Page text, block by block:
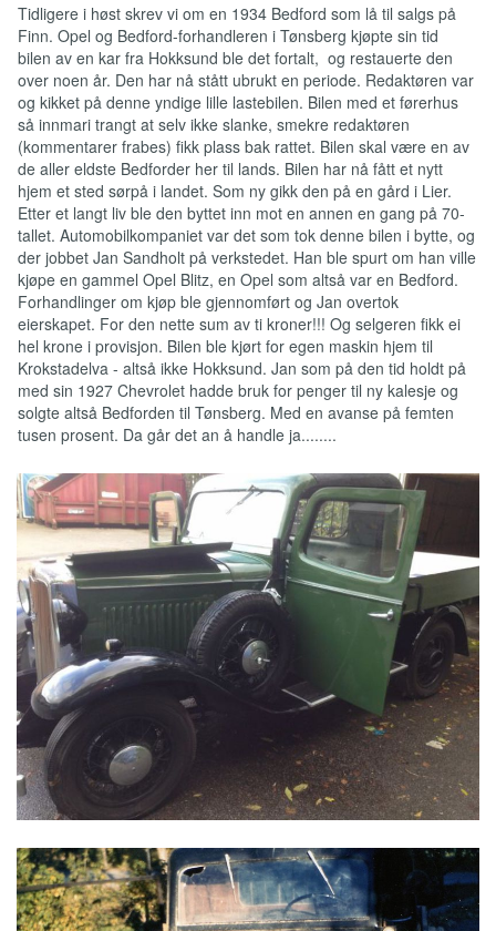
Tidligere i høst skrev vi om en 1934 Bedford som lå til salgs på
Finn. Opel og Bedford-forhandleren i Tønsberg kjøpte sin tid
bilen av en kar fra Hokksund ble det fortalt, og restauerte den
over noen år. Den har nå stått ubrukt en periode. Redaktøren var
og kikket på denne yndige lille lastebilen. Bilen med et førerhus
så innmari trangt at selv ikke slanke, smekre redaktøren
(kommentarer frabes) fikk plass bak rattet. Bilen skal være en av
de aller eldste Bedforder her til lands. Bilen har nå fått et nytt
hjem et sted sørpå i landet. Som ny gikk den på en gård i Lier.
Etter et langt liv ble den byttet inn mot en annen en gang på 70-
tallet. Automobilkompaniet var det som tok denne bilen i bytte, og
der jobbet Jan Sandholt på verkstedet. Han ble spurt om han ville
kjøpe en gammel Opel Blitz, en Opel som altså var en Bedford.
Forhandlinger om kjøp ble gjennomført og Jan overtok
eierskapet. For den nette sum av ti kroner!!! Og selgeren fikk ei
hel krone i provisjon. Bilen ble kjørt for egen maskin hjem til
Krokstadelva - altså ikke Hokksund. Jan som på den tid holdt på
med sin 1927 Chevrolet hadde bruk for penger til ny kalesje og
solgte altså Bedforden til Tønsberg. Med en avanse på femten
tusen prosent. Da går det an å handle ja........